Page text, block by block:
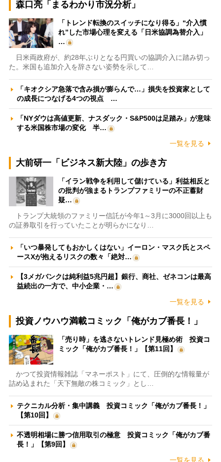
森口亮「まるわかり市況分析」
「トレンド転換のスイッチになり得る」“介入慣
れ”した市場心理を変える「日米協調為替介入」
…
日米両政府が、約28年ぶりとなる円買いの協調介入に踏み切っ
た。米国も追加介入を辞さない姿勢を示して…
「キオクシア急落で含み損が膨らんで…」損失を投資家として
の成長につなげる4つの視点 …
「NYダウは高値更新、ナスダック・S&P500は足踏み」が意味
する米国株市場の変化 半…
一覧を見る
大前研一「ビジネス新大陸」の歩き方
「イラン戦争を利用して儲けている」利益相反と
の批判が強まるトランプファミリーの不正蓄財
疑…
トランプ大統領のファミリー信託が今年1～3月に3000回以上も
の証券取引を行っていたことが明らかになり…
「いつ暴発してもおかしくはない」イーロン・マスク氏とスペ
ースXが抱えるリスクの数々「絶対…
【3メガバンクは純利益5兆円超】銀行、商社、ゼネコンは最高
益続出の一方で、中小企業・…
一覧を見る
投資ノウハウ満載コミック「俺がカブ番長！」
「売り時」を逃さないトレンド見極め術 投資コ
ミック「俺がカブ番長！」【第11回】
かつて投資情報雑誌「マネーポスト」にて、圧倒的な情報量が
詰め込まれた「天下無敵の株コミック」とし…
テクニカル分析・集中講義 投資コミック「俺がカブ番長！」
【第10回】
不透明相場に勝つ信用取引の極意 投資コミック「俺がカブ番
長！」【第9回】
一覧を見る